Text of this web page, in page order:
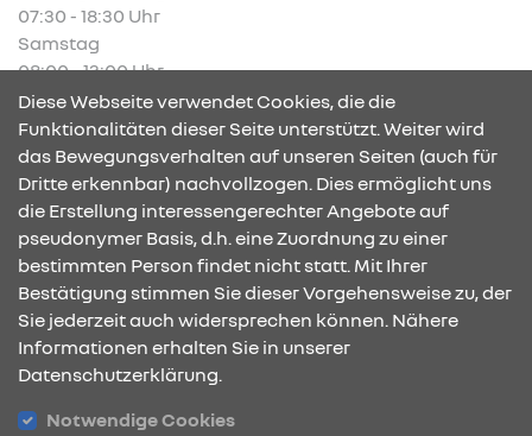
07:30 - 18:30 Uhr
Samstag
08:00 - 13:00 Uhr
KONTAKT & ANFAHRT
ÖFFNUNGSZEITEN
Diese Webseite verwendet Cookies, die die
Funktionalitäten dieser Seite unterstützt. Weiter wird
das Bewegungsverhalten auf unseren Seiten (auch für
Dritte erkennbar) nachvollzogen. Dies ermöglicht uns
die Erstellung interessengerechter Angebote auf
pseudonymer Basis, d.h. eine Zuordnung zu einer
bestimmten Person findet nicht statt. Mit Ihrer
Bestätigung stimmen Sie dieser Vorgehensweise zu, der
Sie jederzeit auch widersprechen können. Nähere
Informationen erhalten Sie in unserer
Datenschutzerklärung.
Notwendige Cookies